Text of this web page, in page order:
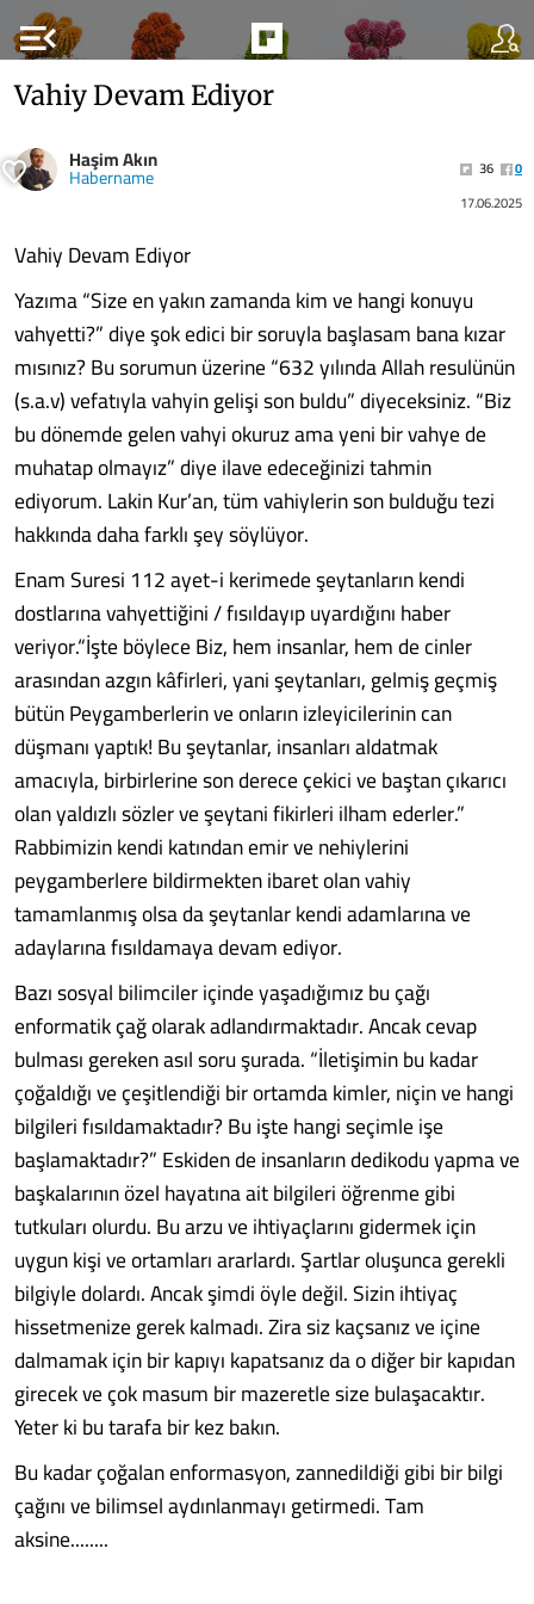
menu_open
Vahiy Devam Ediyor
Haşim Akın
Habername 36
0
17.06.2025
Vahiy Devam Ediyor
Yazıma “Size en yakın zamanda kim ve hangi konuyu
vahyetti?” diye şok edici bir soruyla başlasam bana kızar
mısınız? Bu sorumun üzerine “632 yılında Allah resulünün
(s.a.v) vefatıyla vahyin gelişi son buldu” diyeceksiniz. “Biz
bu dönemde gelen vahyi okuruz ama yeni bir vahye de
muhatap olmayız” diye ilave edeceğinizi tahmin
ediyorum. Lakin Kur’an, tüm vahiylerin son bulduğu tezi
hakkında daha farklı şey söylüyor.
Enam Suresi 112 ayet-i kerimede şeytanların kendi
dostlarına vahyettiğini / fısıldayıp uyardığını haber
veriyor.“İşte böylece Biz, hem insanlar, hem de cinler
arasından azgın kâfirleri, yani şeytanları, gelmiş geçmiş
bütün Peygamberlerin ve onların izleyicilerinin can
düşmanı yaptık! Bu şeytanlar, insanları aldatmak
amacıyla, birbirlerine son derece çekici ve baştan çıkarıcı
olan yaldızlı sözler ve şeytani fikirleri ilham ederler.”
Rabbimizin kendi katından emir ve nehiylerini
peygamberlere bildirmekten ibaret olan vahiy
tamamlanmış olsa da şeytanlar kendi adamlarına ve
adaylarına fısıldamaya devam ediyor.
Bazı sosyal bilimciler içinde yaşadığımız bu çağı
enformatik çağ olarak adlandırmaktadır. Ancak cevap
bulması gereken asıl soru şurada. “İletişimin bu kadar
çoğaldığı ve çeşitlendiği bir ortamda kimler, niçin ve hangi
bilgileri fısıldamaktadır? Bu işte hangi seçimle işe
başlamaktadır?” Eskiden de insanların dedikodu yapma ve
başkalarının özel hayatına ait bilgileri öğrenme gibi
tutkuları olurdu. Bu arzu ve ihtiyaçlarını gidermek için
uygun kişi ve ortamları ararlardı. Şartlar oluşunca gerekli
bilgiyle dolardı. Ancak şimdi öyle değil. Sizin ihtiyaç
hissetmenize gerek kalmadı. Zira siz kaçsanız ve içine
dalmamak için bir kapıyı kapatsanız da o diğer bir kapıdan
girecek ve çok masum bir mazeretle size bulaşacaktır.
Yeter ki bu tarafa bir kez bakın.
Bu kadar çoğalan enformasyon, zannedildiği gibi bir bilgi
çağını ve bilimsel aydınlanmayı getirmedi. Tam
aksine........